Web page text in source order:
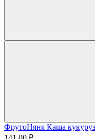
ФрутоНяня Каша